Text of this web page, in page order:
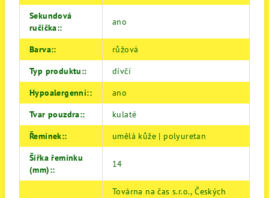
Sekundová
ručička::
ano
Barva::
růžová
Typ produktu::
dívčí
Hypoalergenní::
ano
Tvar pouzdra::
kulaté
Řemínek::
umělá kůže | polyuretan
Šířka řemínku
(mm)::
14
Továrna na čas s.r.o., Českých